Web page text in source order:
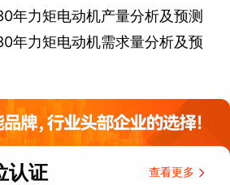
年力矩电动机产量分析及预测
年力矩电动机需求量分析及预
认证 查看更多